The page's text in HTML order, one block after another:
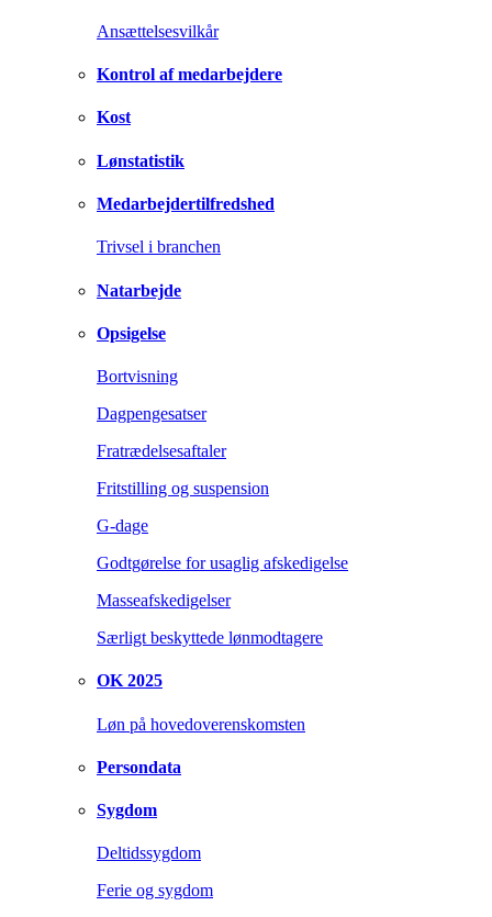
Ansættelsesvilkår
Kontrol af medarbejdere
Kost
Lønstatistik
Medarbejdertilfredshed
Trivsel i branchen
Natarbejde
Opsigelse
Bortvisning
Dagpengesatser
Fratrædelsesaftaler
Fritstilling og suspension
G-dage
Godtgørelse for usaglig afskedigelse
Masseafskedigelser
Særligt beskyttede lønmodtagere
OK 2025
Løn på hovedoverenskomsten
Persondata
Sygdom
Deltidssygdom
Ferie og sygdom